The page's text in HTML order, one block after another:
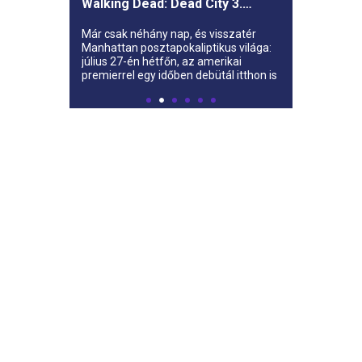
Walking Dead: Dead City 3.
Már csak néhány nap, és visszatér
Manhattan posztapokaliptikus világa:
július 27-én hétfőn, az amerikai
premierrel egy időben debütál itthon is
City harmadik évada.